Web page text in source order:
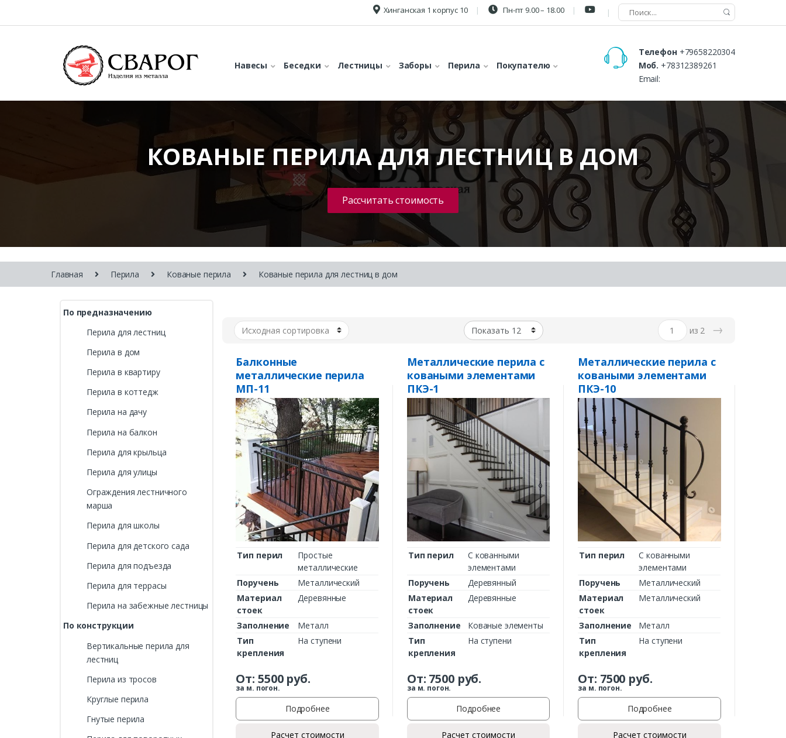
Хинганская 1 корпус 10 Пн-пт 9.00 – 18.00
Навесы Беседки Лестницы Заборы Перила Покупателю
Телефон +79658220304
Моб. +78312389261
Email:
КОВАНЫЕ ПЕРИЛА ДЛЯ ЛЕСТНИЦ В ДОМ
Рассчитать стоимость
Главная Перила Кованые перила Кованые перила для лестниц в дом
из 2 →
Балконные
металлические перила
МП-11
Тип перил
Простые
металлические
Поручень
Металлический
Материал
стоек
Деревянные
Заполнение
Металл
Тип
крепления
На ступени
От: 5500руб.
за м. погон.
Подробнее
Расчет стоимости
Металлические перила с
коваными элементами
ПКЭ-1
Тип перил
С кованными
элементами
Поручень
Деревянный
Материал
стоек
Деревянные
Заполнение
Кованые элементы
Тип
крепления
На ступени
От: 7500руб.
за м. погон.
Подробнее
Расчет стоимости
Металлические перила с
коваными элементами
ПКЭ-10
Тип перил
С кованными
элементами
Поручень
Металлический
Материал
стоек
Металлический
Заполнение
Металл
Тип
крепления
На ступени
От: 7500 руб.
за м. погон.
Подробнее
Расчет стоимости
По предназначению
Перила для лестниц
Перила в дом
Перила в квартиру
Перила в коттедж
Перила на дачу
Перила на балкон
Перила для крыльца
Перила для улицы
Ограждения лестничного
марша
Перила для школы
Перила для детского сада
Перила для подъезда
Перила для террасы
Перила на забежные лестницы
По конструкции
Вертикальные перила для
лестниц
Перила из тросов
Круглые перила
Гнутые перила